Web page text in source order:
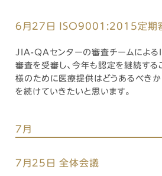
6月27日 ISO9001:2015定期
JIA-QAセンターの審査チームによ
審査を受審し、今年も認定を継続する
様のために医療提供はどうあるべきか
を続けていきたいと思います。
7月
7月25日 全体会議